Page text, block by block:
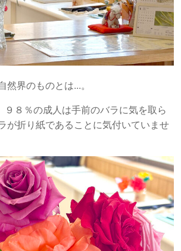
界のものとは...。
８％の成人は手前のバラに気を取ら
が折り紙であることに気付いていませ